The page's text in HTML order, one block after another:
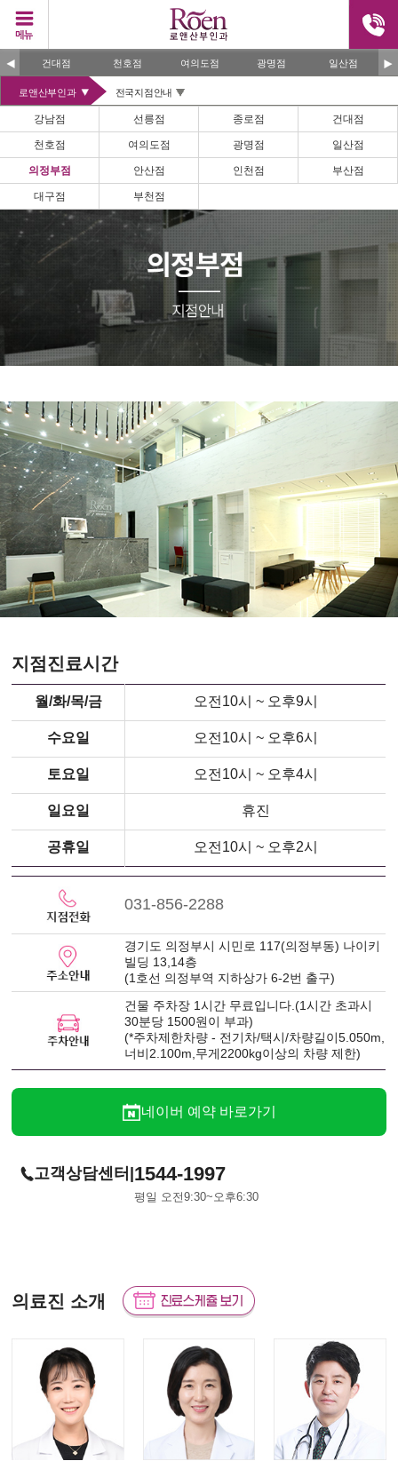
건대점 천호점 여의도점 광명점 일산점
로앤산부인과 전국지점안내
강남점 선릉점 종로점 건대점
천호점 여의도점 광명점 일산점
의정부점 안산점 인천점 부산점
대구점 부천점
지점진료시간
월/화/목/금 오전10시 ~ 오후9시
수요일 오전10시 ~ 오후6시
토요일 오전10시 ~ 오후4시
일요일 휴진
공휴일 오전10시 ~ 오후2시
031-856-2288
경기도 의정부시 시민로 117(의정부동) 나이키
빌딩 13,14층
(1호선 의정부역 지하상가 6-2번 출구)
건물 주차장 1시간 무료입니다.(1시간 초과시
30분당 1500원이 부과)
(*주차제한차량 - 전기차/택시/차량길이5.050m,
너비2.100m,무게2200kg이상의 차량 제한)
네이버 예약 바로가기
고객상담센터 |1544-1997
평일 오전9:30~오후6:30
의료진 소개